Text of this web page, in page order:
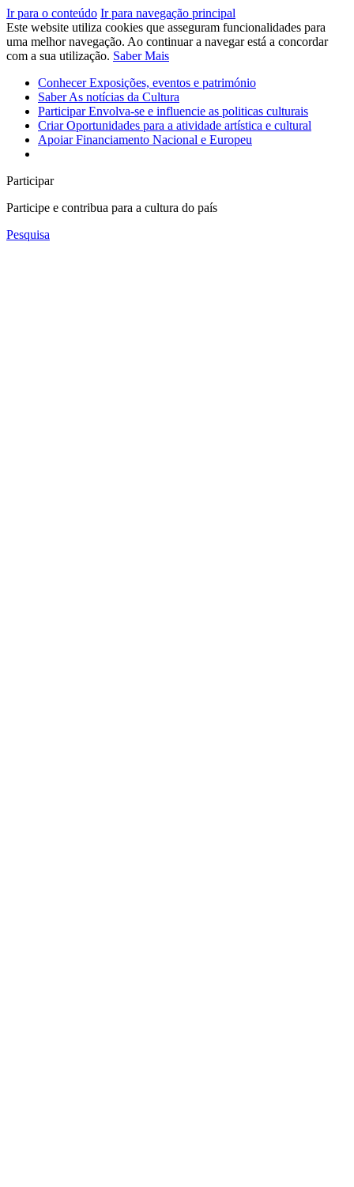
Ir para o conteúdo Ir para navegação principal
Este website utiliza cookies que asseguram funcionalidades para
uma melhor navegação. Ao continuar a navegar está a concordar
com a sua utilização. Saber Mais
ConhecerExposições, eventos e património
SaberAs notícias da Cultura
ParticiparEnvolva-se e influencie as politicas culturais
CriarOportunidades para a atividade artística e cultural
ApoiarFinanciamento Nacional e Europeu
Participar
Participe e contribua para a cultura do país
Pesquisa